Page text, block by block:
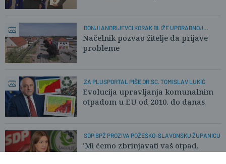
DONJI ANDRIJEVCI KORAK BLIŽE UPORABNOJ
DOZVOLI
Načelnik pozvao žitelje da prijave
probleme
ZA PLUSPORTAL PIŠE DR.SC. TOMISLAV LUKIĆ
Evolucija upravljanja komunalnim
otpadom u EU od 2010. do danas
SDP BPŽ PROZIVA POŽEŠKO-SLAVONSKU ŽUPANICU
'Mi ćemo zbrinjavati vaš otpad,